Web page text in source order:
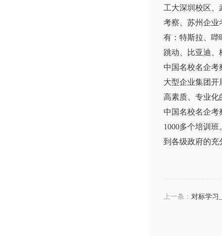
工大深圳校区
考察、苏州企业
有：特斯拉、哔
跳动、比亚迪、
中国名校名企
大型企业集团
高素质、专业化
中国名校名企考
1000多个培训
到各级政府的充
上一条： 对标学习